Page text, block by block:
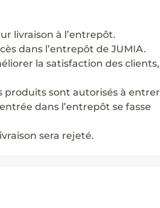
livraison à l’entrepôt.
dans l’entrepôt de JUMIA.
la satisfaction des clients,
produits sont autorisés à entrer
dans l’entrepôt se fasse
sera rejeté.